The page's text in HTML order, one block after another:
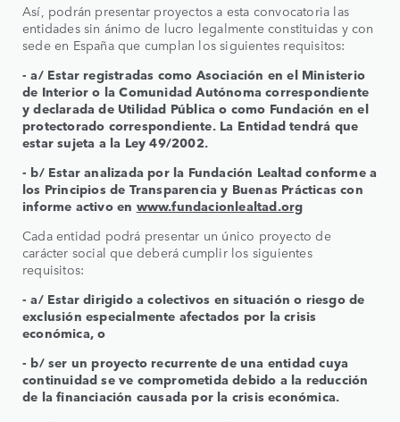
Así, podrán presentar proyectos a esta convocatoria las
entidades sin ánimo de lucro legalmente constituidas y con
sede en España que cumplan los siguientes requisitos:
- a/ Estar registradas como Asociación en el Ministerio
de Interior o la Comunidad Autónoma correspondiente
y declarada de Utilidad Pública o como Fundación en el
protectorado correspondiente. La Entidad tendrá que
estar sujeta a la Ley 49/2002.
- b/ Estar analizada por la Fundación Lealtad conforme a
los Principios de Transparencia y Buenas Prácticas con
informe activo en www.fundacionlealtad.org
Cada entidad podrá presentar un único proyecto de
carácter social que deberá cumplir los siguientes
requisitos:
- a/ Estar dirigido a colectivos en situación o riesgo de
exclusión especialmente afectados por la crisis
económica, o
- b/ ser un proyecto recurrente de una entidad cuya
continuidad se ve comprometida debido a la reducción
de la financiación causada por la crisis económica.